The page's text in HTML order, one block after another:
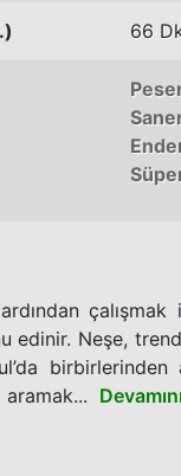
66
edinir. Neşe,
birbirlerinden